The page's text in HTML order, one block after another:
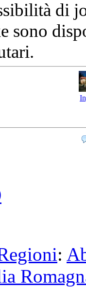
di
sono
: